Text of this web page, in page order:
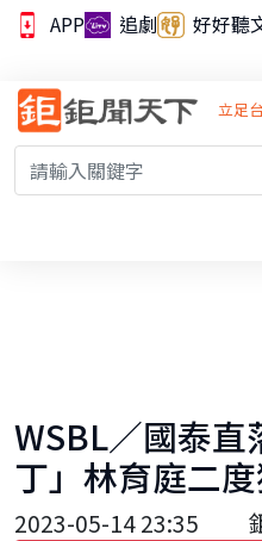
APP 追劇 好好聽
立足
WSBL／國泰
丁」林育庭二
2023-05-14 23:35 鉅